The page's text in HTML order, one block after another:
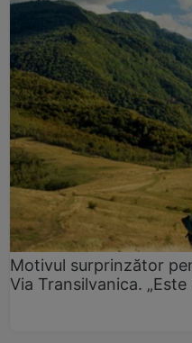
Motivul surprinzător
Via Transilvanica.